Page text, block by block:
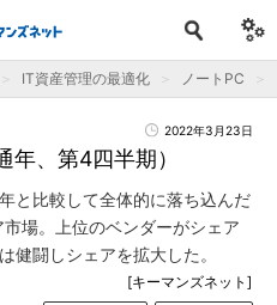
IT資産管理の最適化 ノートPC
2022年3月23日
年、第4四半期）
と比較して全体的に落ち込んだ
場。上位のベンダーがシェア
健闘しシェアを拡大した。
[キーマンズネット]